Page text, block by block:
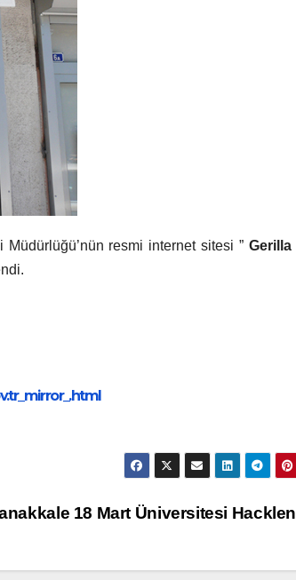
resmi internet sitesi ” Gerilla
18 Mart Üniversitesi